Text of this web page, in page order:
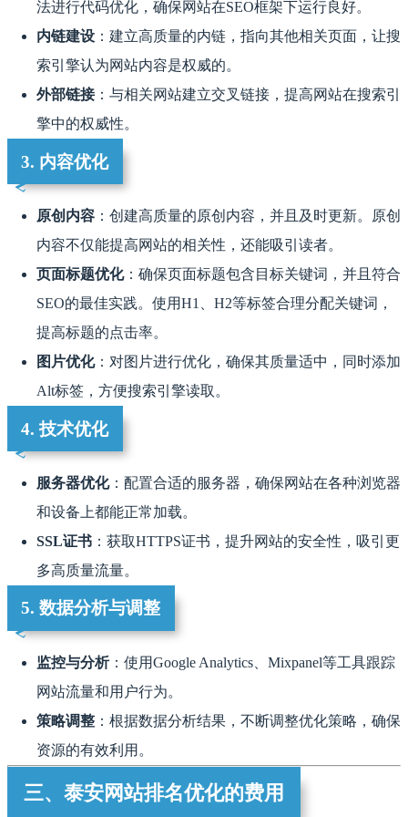
法进行代码优化，确保网站在SEO框架下运行良好。
内链建设 ：建立高质量的内链，指向其他相关页面，让搜
索引擎认为网站内容是权威的。
外部链接：与相关网站建立交叉链接，提高网站在搜索引
擎中的权威性。
3. 内容优化
原创内容 ：创建高质量的原创内容，并且及时更新。原创
内容不仅能提高网站的相关性，还能吸引读者。
页面标题优化：确保页面标题包含目标关键词，并且符合
SEO的最佳实践。使用H1、H2等标签合理分配关键词，
提高标题的点击率。
图片优化：对图片进行优化，确保其质量适中，同时添加
Alt标签，方便搜索引擎读取。
4. 技术优化
服务器优化：配置合适的服务器，确保网站在各种浏览器
和设备上都能正常加载。
SSL证书 ：获取HTTPS证书，提升网站的安全性，吸引更
多高质量流量。
5. 数据分析与调整
监控与分析：使用Google Analytics、Mixpanel等工具跟踪
网站流量和用户行为。
策略调整 ：根据数据分析结果，不断调整优化策略，确保
资源的有效利用。
三、泰安网站排名优化的费用